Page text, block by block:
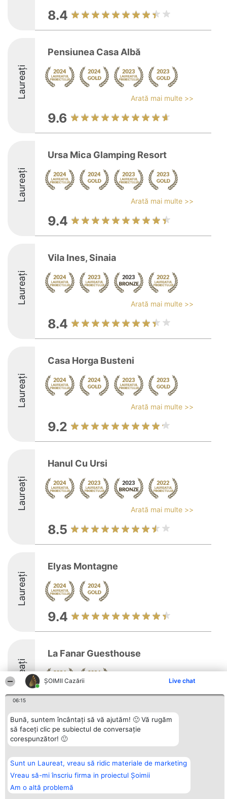
ȘOIMII Cazării Live chat
06:15
Bună, suntem încântați să vă ajutăm! 🙂 Vă rugăm
să faceți clic pe subiectul de conversație
corespunzător! 🙂
Sunt un Laureat, vreau să ridic materiale de marketing
Vreau să-mi înscriu firma in proiectul Șoimii
Am o altă problemă
8.4
Laureați
Pensiunea Casa Albă
Arată mai multe >>
9.6
Laureați
Ursa Mica Glamping Resort
Arată mai multe >>
9.4
Laureați
Vila Ines, Sinaia
Arată mai multe >>
8.4
Laureați
Casa Horga Busteni
Arată mai multe >>
9.2
Laureați
Hanul Cu Ursi
Arată mai multe >>
8.5
Laureați
Elyas Montagne
9.4
Laureați
La Fanar Guesthouse
Organizator Ranking
BRIGHT SOLUTIONS BR SRL
Sc. A Et. 4 Ap. 13 Cod 061952
CUI 36737675
tel: +40 770 990 492
Câștigătorii
Laureaților
Statut
Contact